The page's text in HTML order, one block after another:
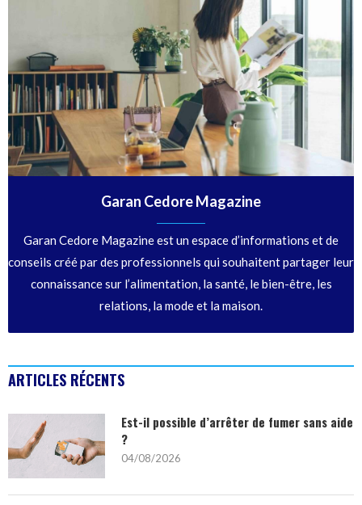
Garan Cedore Magazine
Garan Cedore Magazine est un espace d’informations et de
conseils créé par des professionnels qui souhaitent partager leur
connaissance sur l’alimentation, la santé, le bien-être, les
relations, la mode et la maison.
ARTICLES RÉCENTS
Est-il possible d’arrêter de fumer sans aide
?
04/08/2026